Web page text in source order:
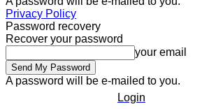
Privacy Policy
Password recovery
Recover your password
your email
A password will be e-mailed to you.
Login